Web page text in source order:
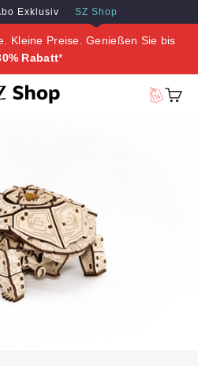
Exklusiv SZ Shop
Kleine Preise. Genießen Sie bis
Rabatt*